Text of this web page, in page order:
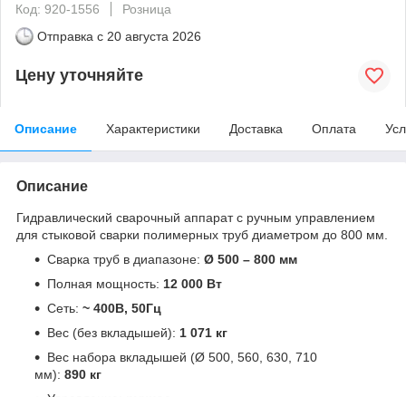
Код: 920-1556
Розница
Отправка с 20 августа 2026
Цену уточняйте
Описание Характеристики Доставка Оплата
Описание
Гидравлический сварочный аппарат с ручным управлением
для стыковой сварки полимерных труб диаметром до 800 мм.
Сварка труб в диапазоне: Ø 500 – 800 мм
Полная мощность: 12 000 Вт
Сеть: ~ 400В, 50Гц
Вес (без вкладышей): 1 071 кг
Вес набора вкладышей (Ø 500, 560, 630, 710
мм): 890 кг